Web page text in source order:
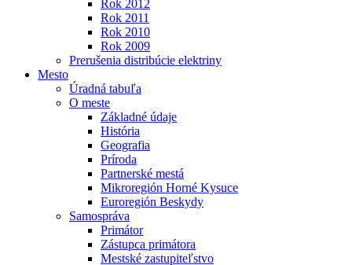
Rok 2012
Rok 2011
Rok 2010
Rok 2009
Prerušenia distribúcie elektriny
Mesto
Úradná tabuľa
O meste
Základné údaje
História
Geografia
Príroda
Partnerské mestá
Mikroregión Horné Kysuce
Euroregión Beskydy
Samospráva
Primátor
Zástupca primátora
Mestské zastupiteľstvo